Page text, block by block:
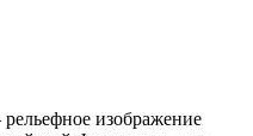
изображение